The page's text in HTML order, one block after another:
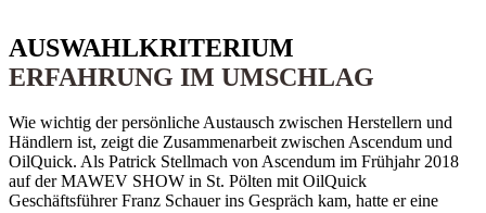
AUSWAHL­KRITERIUM
ERFAHRUNG IM UMSCHLAG
Wie wichtig der persönliche Austausch zwischen Herstellern und
Händlern ist, zeigt die Zusammenarbeit zwischen Ascendum und
OilQuick. Als Patrick Stellmach von Ascendum im Frühjahr 2018
auf der MAWEV SHOW in St. Pölten mit OilQuick
Geschäftsführer Franz Schauer ins Gespräch kam, hatte er eine